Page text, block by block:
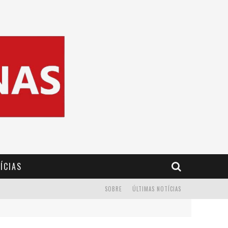
ÚLTIMAS NOTÍCIAS
SOBRE